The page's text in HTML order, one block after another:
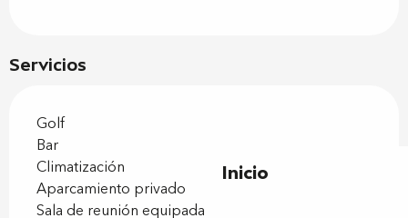
Inicio
Servicios
Golf
Bar
Climatización
Aparcamiento privado
Sala de reunión equipada